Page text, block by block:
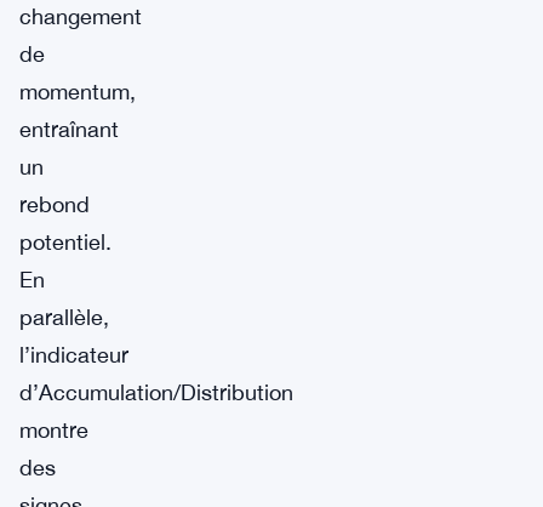
changement
de
momentum,
entraînant
un
rebond
potentiel.
En
parallèle,
l’indicateur
d’Accumulation/Distribution
montre
des